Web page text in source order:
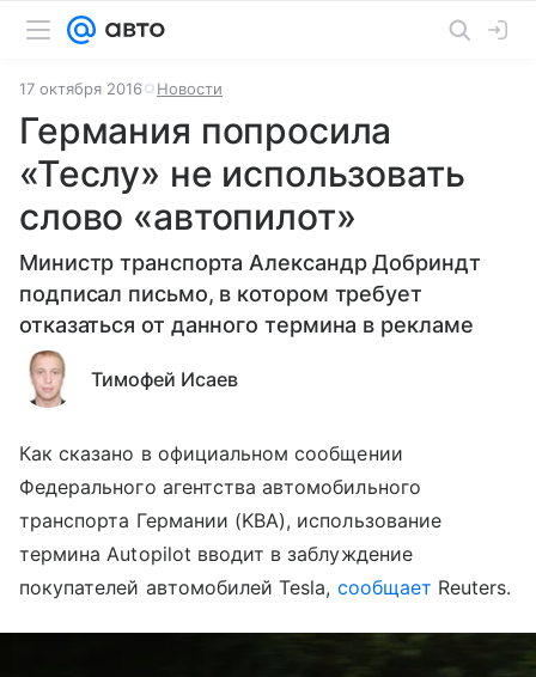
17 октября 2016 Новости
Германия попросила
«Теслу» не использовать
слово «автопилот»
Министр транспорта Александр Добриндт
подписал письмо, в котором требует
отказаться от данного термина в рекламе
Тимофей Исаев
Как сказано в официальном сообщении
Федерального агентства автомобильного
транспорта Германии (KBA), использование
термина Autopilot вводит в заблуждение
покупателей автомобилей Tesla, сообщает Reuters.